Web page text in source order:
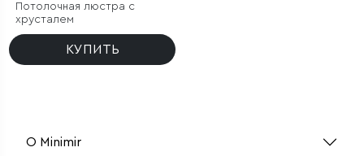
Потолочная люстра с
хрусталем
КУПИТЬ
О Minimir